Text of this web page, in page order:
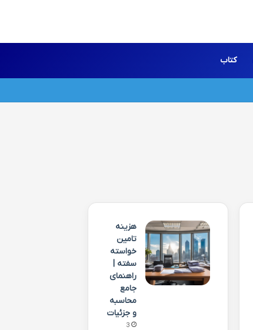
کتاب
هزینه
تامین
خواسته
سفته |
راهنمای
جامع
محاسبه
و جزئیات
3